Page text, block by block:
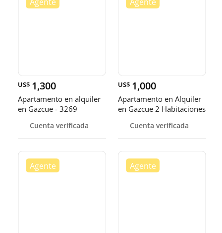
US$ 1,300
Apartamento en alquiler
en Gazcue - 3269
Cuenta verificada
US$ 1,000
Apartamento en Alquiler
en Gazcue 2 Habitaciones
Cuenta verificada